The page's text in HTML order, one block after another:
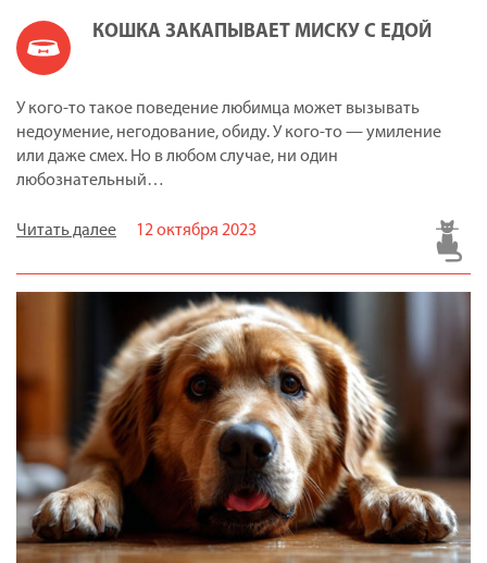
КОШКА ЗАКАПЫВАЕТ МИСКУ С ЕДОЙ
У кого-то такое поведение любимца может вызывать
недоумение, негодование, обиду. У кого-то — умиление
или даже смех. Но в любом случае, ни один
любознательный…
Читать далее 12 октября 2023